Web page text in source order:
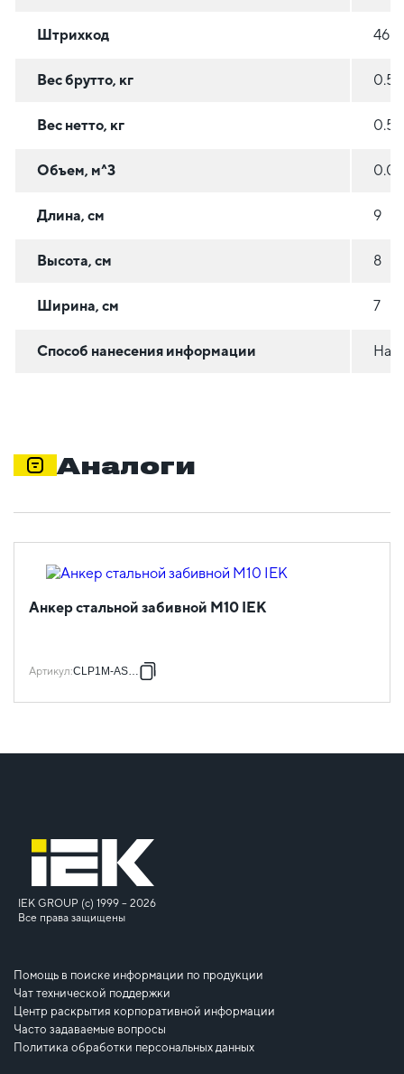
Штрихкод
Вес брутто, кг 0.55
Вес нетто, кг 0.55
Объем, м^3
Длина, см 9
Высота, см 8
Ширина, см 7
Способ нанесения информации На
Аналоги
Анкер стальной забивной М10 IEK
Артикул:CLP1M-AS-10
IEK GROUP (c) 1999 – 2026
Все права защищены
Помощь в поиске информации по продукции
Чат технической поддержки
Центр раскрытия корпоративной информации
Часто задаваемые вопросы
Политика обработки персональных данных